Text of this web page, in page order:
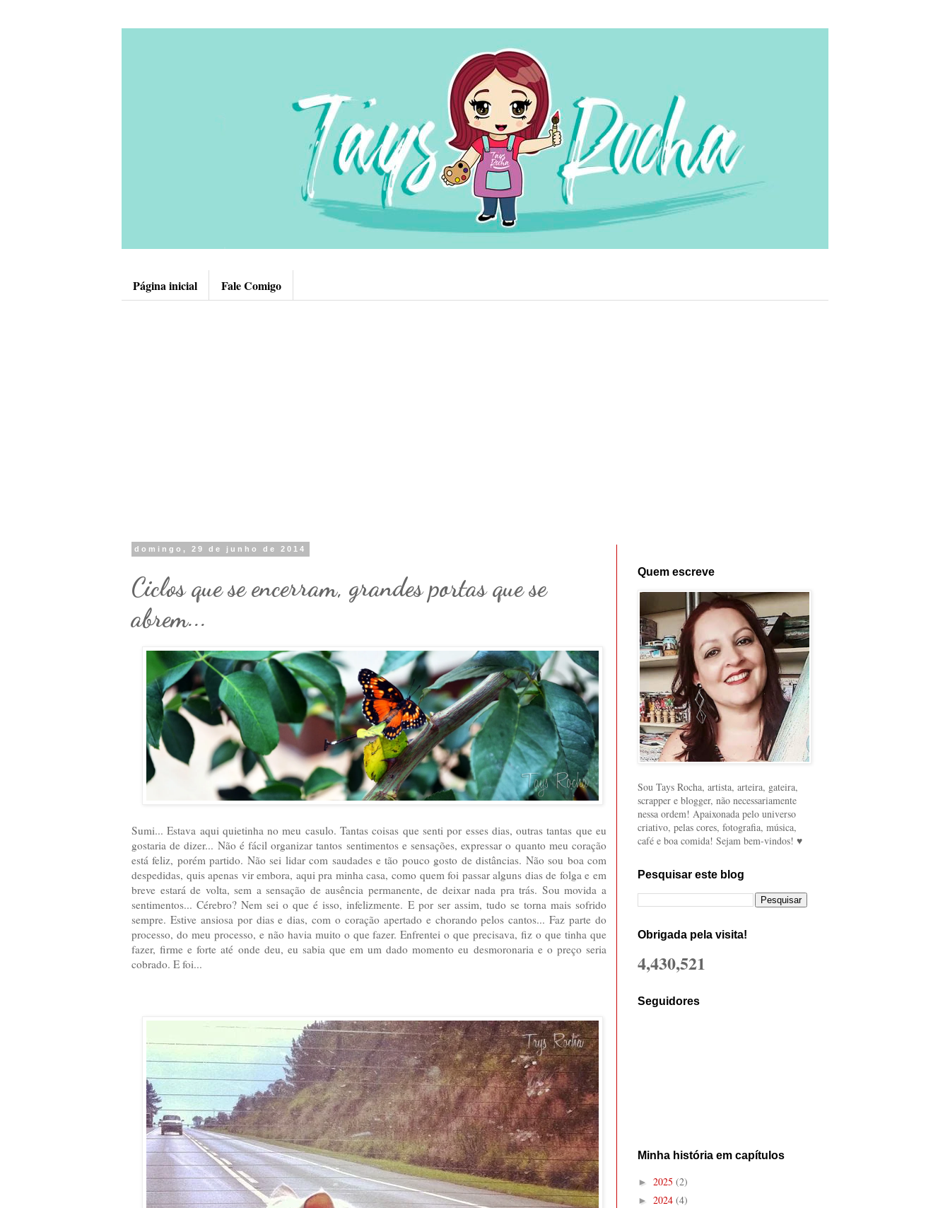
Página inicial Fale Comigo
domingo, 29 de junho de 2014
Ciclos que se encerram, grandes portas que se
abrem...
Sumi... Estava aqui quietinha no meu casulo. Tantas coisas que senti por esses dias, outras tantas que eu
gostaria de dizer... Não é fácil organizar tantos sentimentos e sensações, expressar o quanto meu coração
está feliz, porém partido. Não sei lidar com saudades e tão pouco gosto de distâncias. Não sou boa com
despedidas, quis apenas vir embora, aqui pra minha casa, como quem foi passar alguns dias de folga e em
breve estará de volta, sem a sensação de ausência permanente, de deixar nada pra trás. Sou movida a
sentimentos... Cérebro? Nem sei o que é isso, infelizmente. E por ser assim, tudo se torna mais sofrido
sempre. Estive ansiosa por dias e dias, com o coração apertado e chorando pelos cantos... Faz parte do
processo, do meu processo, e não havia muito o que fazer. Enfrentei o que precisava, fiz o que tinha que
fazer, firme e forte até onde deu, eu sabia que em um dado momento eu desmoronaria e o preço seria
cobrado. E foi...
Quem escreve
Sou Tays Rocha, artista, arteira, gateira,
scrapper e blogger, não necessariamente
nessa ordem! Apaixonada pelo universo
criativo, pelas cores, fotografia, música,
café e boa comida! Sejam bem-vindos! ♥
Pesquisar este blog
Obrigada pela visita!
4,430,521
Seguidores
Minha história em capítulos
► 2025 (2)
► 2024 (4)